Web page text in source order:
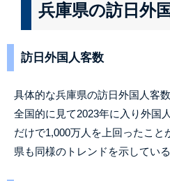
兵庫県の訪日外
訪日外国人客数
具体的な兵庫県の訪日外国人客
全国的に見て2023年に入り外国
だけで1,000万人を上回ったこ
県も同様のトレンドを示してい